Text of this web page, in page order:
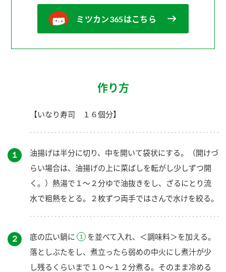
ミツカン365はこちら
作り方
【いなり寿司 １６個分】
１
油揚げは半分に切り、中を開いて袋状にする。（開けづ
らい場合は、油揚げの上に菜ばしを転がし少しずつ開
く。）熱湯で１～２分ゆで油抜きをし、ざるにとり流
水で粗熱をとる。２枚ずつ両手ではさんで水けを絞る。
２ 底の広い鍋に
を並べて入れ、＜調味料＞を加える。
落としぶたをし、煮立ったら弱めの中火にし煮汁が少
し残るくらいまで１０～１２分煮る。そのまま冷める